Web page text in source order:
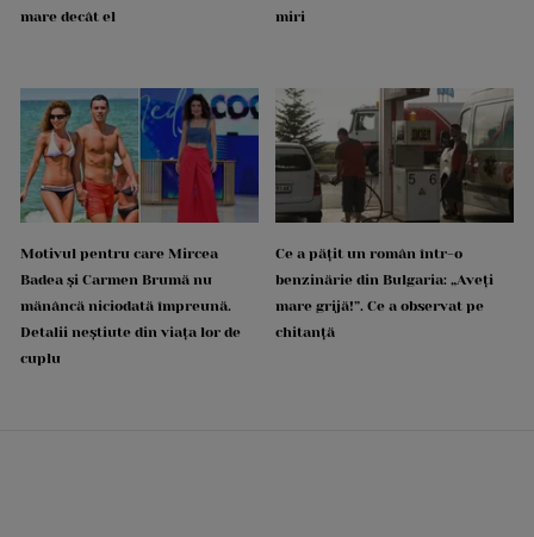
mare decât el
miri
Motivul pentru care Mircea
Badea și Carmen Brumă nu
mănâncă niciodată împreună.
Detalii neștiute din viața lor de
cuplu
Ce a pățit un român într-o
benzinărie din Bulgaria: „Aveți
mare grijă!”. Ce a observat pe
chitanță